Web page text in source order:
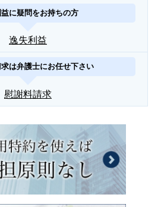
に疑問をお持ちの方
逸失利益
は弁護士にお任せ下さい
慰謝料請求